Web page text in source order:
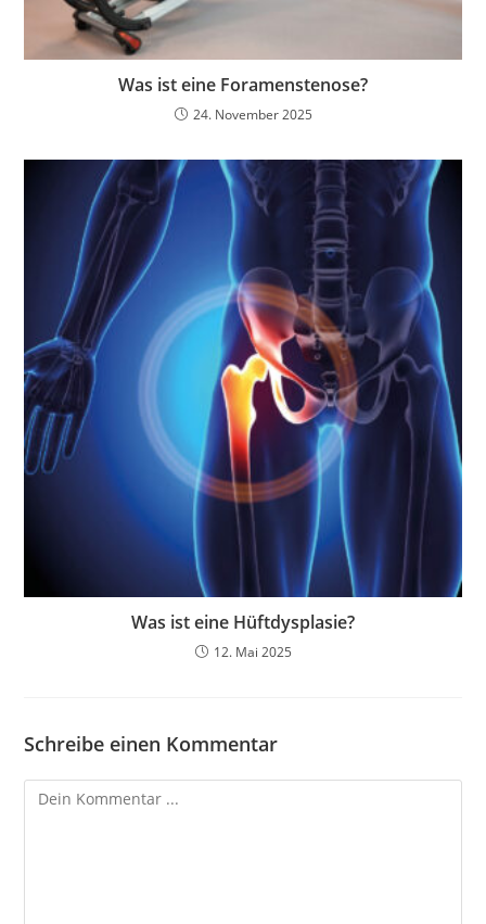
Was ist eine Foramenstenose?
24. November 2025
Was ist eine Hüftdysplasie?
12. Mai 2025
Schreibe einen Kommentar